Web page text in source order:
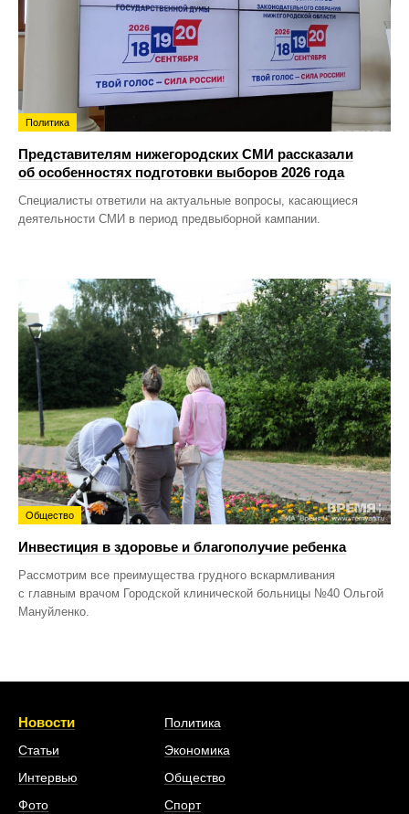
Политика
Представителям нижегородских СМИ рассказали
об особенностях подготовки выборов 2026 года
Специалисты ответили на актуальные вопросы, касающиеся
деятельности СМИ в период предвыборной кампании.
Общество
Инвестиция в здоровье и благополучие ребенка
Рассмотрим все преимущества грудного вскармливания
с главным врачом Городской клинической больницы №40 Ольгой
Мануйленко.
Новости
Статьи
Интервью
Фото
Политика
Экономика
Общество
Спорт